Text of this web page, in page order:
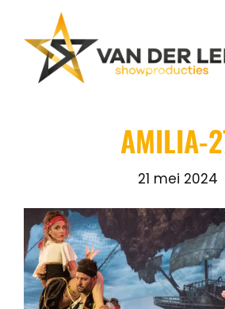
Door
naar
de
hoofd
inhoud
Van der Lei
AMILIA-
21 mei 2024